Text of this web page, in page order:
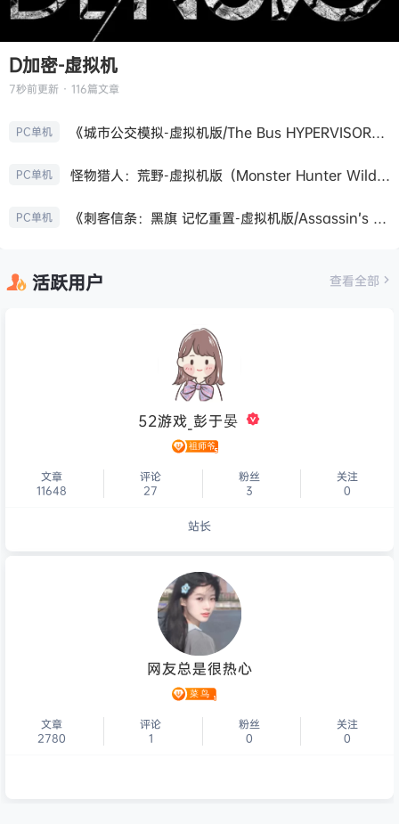
D加密-虚拟机
7秒前更新 · 116篇文章
PC单机 《城市公交模拟-虚拟机版/The Bus HYPERVISOR》免安装中文版
PC单机 怪物猎人：荒野-虚拟机版（Monster Hunter Wilds HYPERVISOR）免安装中文版
PC单机 《刺客信条：黑旗 记忆重置-虚拟机版/Assassin’s Creed Black Flag Resynced HYPERVISOR》免安装中文版
活跃用户 查看全部
52游戏_彭于晏
文章
11648
评论
27
粉丝
3
关注
0
站长
个人主页
网友总是很热心
文章
2780
评论
1
粉丝
0
关注
0